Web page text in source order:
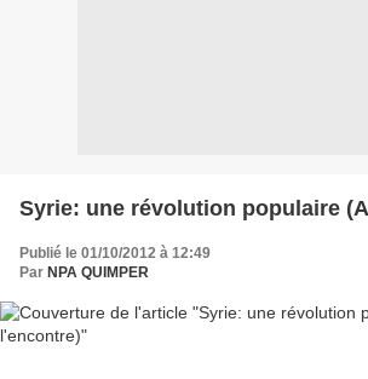
Syrie: une révolution populaire
Publié le 01/10/2012 à 12:49
Par NPA QUIMPER